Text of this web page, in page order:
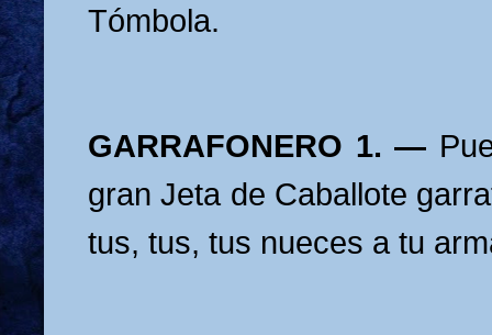
Tómbola.
GARRAFONERO 1. —
gran Jeta de Caballote
tus, tus, tus nueces a tu